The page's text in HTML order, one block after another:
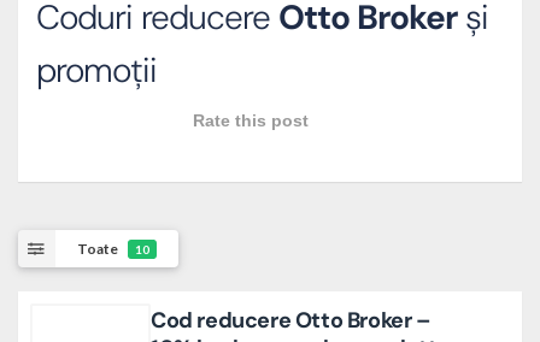
Coduri reducere Otto Brokerși
promoții
Rate this post
Toate 10
Cod reducere Otto Broker –